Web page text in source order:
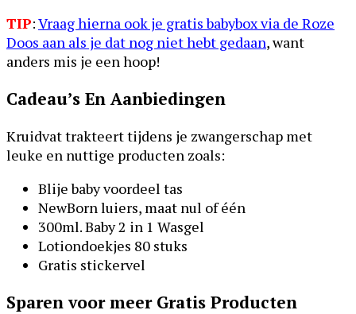
TIP:Vraag hierna ook je gratis babybox via de Roze
Doos aan als je dat nog niet hebt gedaan, want
anders mis je een hoop!
Cadeau’s En Aanbiedingen
Kruidvat trakteert tijdens je zwangerschap met
leuke en nuttige producten zoals:
Blije baby voordeel tas
NewBorn luiers, maat nul of één
300ml. Baby 2 in 1 Wasgel
Lotiondoekjes 80 stuks
Gratis stickervel
Sparen voor meer Gratis Producten